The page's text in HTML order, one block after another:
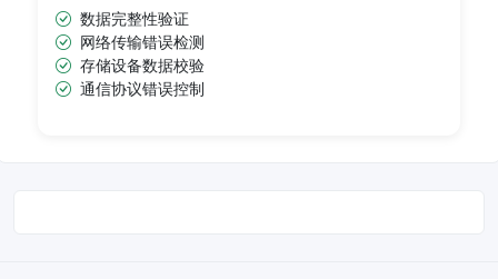
数据完整性验证
网络传输错误检测
存储设备数据校验
通信协议错误控制